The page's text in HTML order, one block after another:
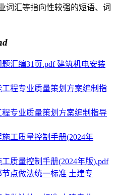
词汇等指向性较强的短语、词
建筑机电安装
专业质量策划方案编制指导
质量控制手册(2024年版).pdf